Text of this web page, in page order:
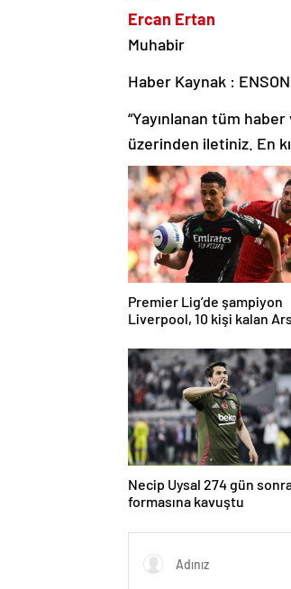
Ercan Ertan
Muhabir
Haber Kaynak :
“Yayınlanan tüm
üzerinden iletiniz. En
Premier Lig’de şampiyon
Liverpool, 10 kişi kalan
Necip Uysal 274 gün
formasına kavuştu